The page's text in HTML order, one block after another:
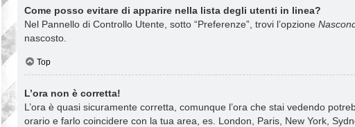
Come posso evitare di apparire nella lista degli utenti in linea?
Nel Pannello di Controllo Utente, sotto “Preferenze”, trovi l’opzione
nascosto.
Top
L’ora non è corretta!
L’ora è quasi sicuramente corretta, comunque l’ora che stai vedendo
orario e farlo coincidere con la tua area, es. London, Paris, New York,